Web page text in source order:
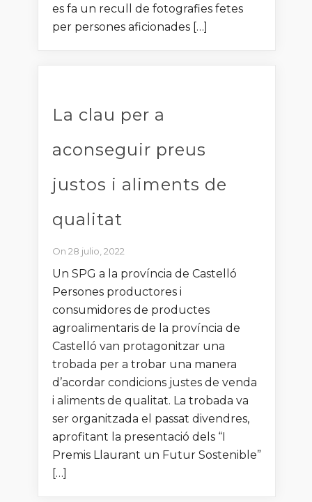
es fa un recull de fotografies fetes
per persones aficionades […]
La clau per a
aconseguir preus
justos i aliments de
qualitat
On 28 julio, 2022
Un SPG a la província de Castelló
Persones productores i
consumidores de productes
agroalimentaris de la província de
Castelló van protagonitzar una
trobada per a trobar una manera
d’acordar condicions justes de venda
i aliments de qualitat. La trobada va
ser organitzada el passat divendres,
aprofitant la presentació dels “I
Premis Llaurant un Futur Sostenible”
[…]